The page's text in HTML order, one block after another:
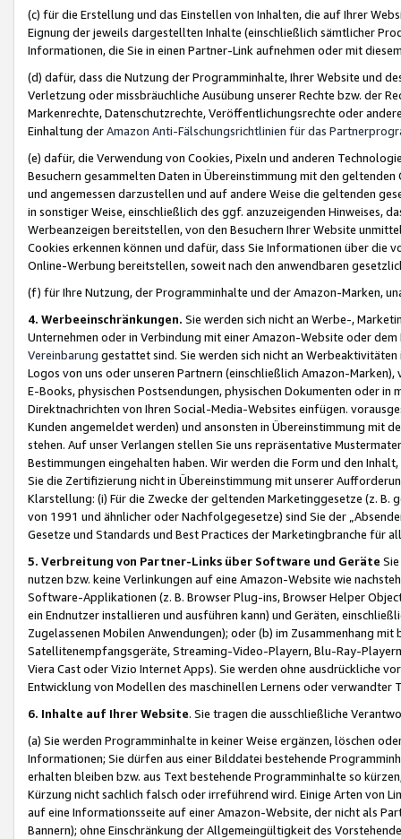
(c) für die Erstellung und das Einstellen von Inhalten, die auf Ihrer
Eignung der jeweils dargestellten Inhalte (einschließlich sämtlicher
Informationen, die Sie in einen Partner-Link aufnehmen oder mit
(d) dafür, dass die Nutzung der Programminhalte, Ihrer Website und
Verletzung oder missbräuchliche Ausübung unserer Rechte bzw. der
Markenrechte, Datenschutzrechte, Veröffentlichungsrechte oder
Einhaltung derAmazon Anti-Fälschungsrichtlinien für das
(e) dafür, die Verwendung von Cookies, Pixeln und anderen
Besuchern gesammelten Daten in Übereinstimmung mit den
und angemessen darzustellen und auf andere Weise die geltenden
in sonstiger Weise, einschließlich des ggf. anzuzeigenden Hinweises,
Werbeanzeigen bereitstellen, von den Besuchern Ihrer Website
Cookies erkennen können und dafür, dass Sie Informationen über die
Online-Werbung bereitstellen, soweit nach den anwendbaren
(f) für Ihre Nutzung, der Programminhalte und der Amazon-Marken,
4. Werbeeinschränkungen. Sie werden sich nicht an Werbe-,
Unternehmen oder in Verbindung mit einer Amazon-Website oder
Vereinbarung gestattet sind. Sie werden sich nicht an
Logos von uns oder unseren Partnern (einschließlich Amazon-
E-Books, physischen Postsendungen, physischen Dokumenten oder in
Direktnachrichten von Ihren Social-Media-Websites einfügen.
Kunden angemeldet werden) und ansonsten in Übereinstimmung mit
stehen. Auf unser Verlangen stellen Sie uns repräsentative
Bestimmungen eingehalten haben. Wir werden die Form und den
Sie die Zertifizierung nicht in Übereinstimmung mit unserer
Klarstellung: (i) Für die Zwecke der geltenden Marketinggesetze (z. B.
von 1991 und ähnlicher oder Nachfolgegesetze) sind Sie der
Gesetze und Standards und Best Practices der Marketingbranche für
5. Verbreitung von Partner-Links über Software und Geräte
nutzen bzw. keine Verlinkungen auf eine Amazon-Website wie
Software-Applikationen (z. B. Browser Plug-ins, Browser Helper
ein Endnutzer installieren und ausführen kann) und Geräten,
Zugelassenen Mobilen Anwendungen); oder (b) im Zusammenhang
Satellitenempfangsgeräte, Streaming-Video-Playern, Blu-Ray-
Viera Cast oder Vizio Internet Apps). Sie werden ohne ausdrückliche
Entwicklung von Modellen des maschinellen Lernens oder
6. Inhalte auf Ihrer Website. Sie tragen die ausschließliche
(a) Sie werden Programminhalte in keiner Weise ergänzen, löschen
Informationen; Sie dürfen aus einer Bilddatei bestehende
erhalten bleiben bzw. aus Text bestehende Programminhalte so
Kürzung nicht sachlich falsch oder irreführend wird. Einige Arten von
auf eine Informationsseite auf einer Amazon-Website, der nicht als
Bannern); ohne Einschränkung der Allgemeingültigkeit des